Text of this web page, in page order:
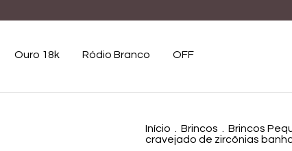
Ouro 18k Ródio Branco OFF
Início . Brincos . Brincos
cravejado de zircônias